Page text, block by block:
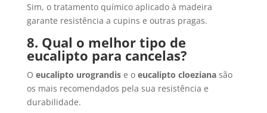
Sim, o tratamento químico aplicado à madeira
garante resistência a cupins e outras pragas.
8. Qual o melhor tipo de
eucalipto para cancelas?
O eucalipto urograndise o eucalipto cloezianasão
os mais recomendados pela sua resistência e
durabilidade.